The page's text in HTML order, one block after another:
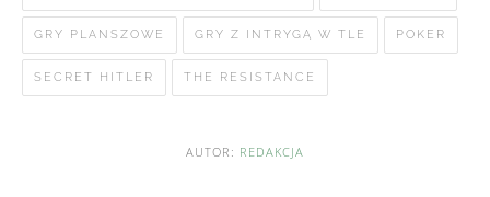
GRY PLANSZOWE GRY Z INTRYGĄ W TLE POKER
SECRET HITLER THE RESISTANCE
AUTOR: REDAKCJA